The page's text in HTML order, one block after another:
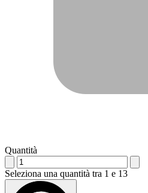
Quantità
Seleziona una quantità tra 1 e 13